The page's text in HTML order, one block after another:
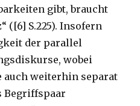
gibt, braucht
([6] S.225). Insofern
der parallel
wobei
auch weiterhin separat
Begriffspaar